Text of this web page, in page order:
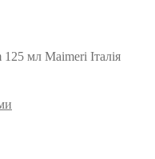
мл Maimeri Італія